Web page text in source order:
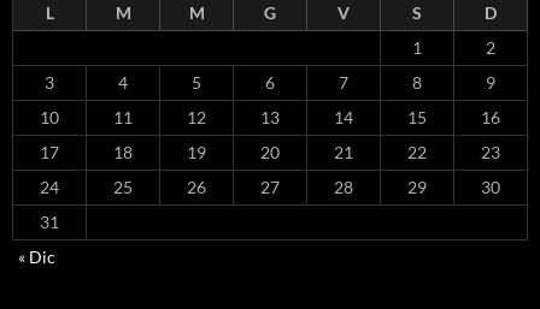
L M M G V S
D
1
2
3
4 5 6 7 8
9
10
11 12 13 14 15
16
17
18 19 20 21 22
23
24
25 26 27 28 29
30
31
« Dic